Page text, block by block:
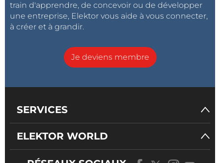
train d'apprendre, de concevoir ou de développer
une entreprise, Elektor vous aide à vous connecter,
à créer et à grandir.
Je deviens membre
SERVICES
ELEKTOR WORLD